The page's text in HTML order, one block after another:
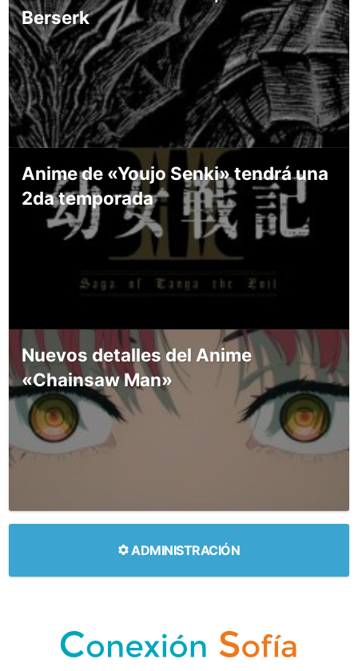
Berserk
Anime de «Youjo Senki» tendrá una
2da temporada
Nuevos detalles del Anime
«Chainsaw Man»
ADMINISTRACIÓN